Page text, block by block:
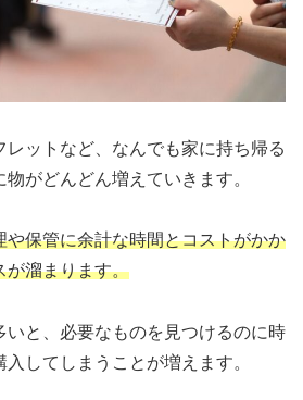
ットなど、なんでも家に持ち帰る
がどんどん増えていきます。
や保管に余計な時間とコストがかか
が溜まります。
いと、必要なものを見つけるのに時
してしまうことが増えます。